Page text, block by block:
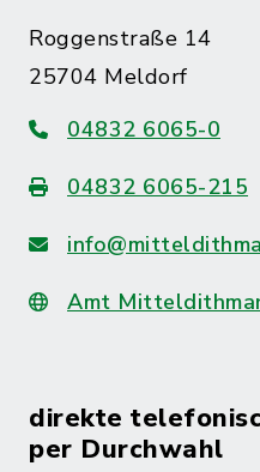
Roggenstraße 14
25704 Meldorf
04832 6065-0
04832 6065-215
Amt
direkte
per Durchwahl